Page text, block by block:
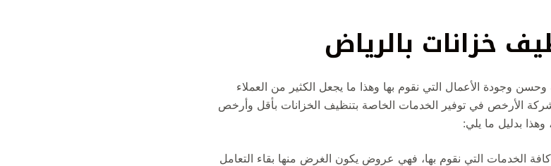
خزانات بالرياض
وجودة الأعمال التي نقوم بها وهذا ما يجعل الكثير من العملاء
الشركة الأرخص في توفير الخدمات الخاصة بتنظيف الخزانات بأقل وأرخص
بدليل ما يلي:
الخدمات التي نقوم بها، فهي عروض يكون الغرض منها بقاء التعامل